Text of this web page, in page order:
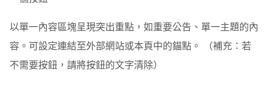
以單一內容區塊呈現突出重點，如重要公告、單一主題的內
容。可設定連結至外部網站或本頁中的錨點。 （補充：若
不需要按鈕，請將按鈕的文字清除）